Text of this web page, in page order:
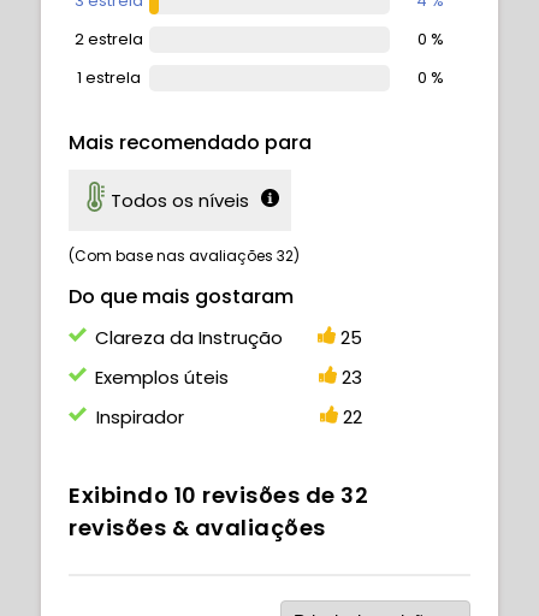
2 estrela
0 %
1 estrela
0 %
Mais recomendado para
Todos os níveis
(Com base nas avaliações 32)
Do que mais gostaram
Clareza da Instrução
25
Exemplos úteis
23
Inspirador
22
Exibindo 10 revisões de 32
revisões & avaliações